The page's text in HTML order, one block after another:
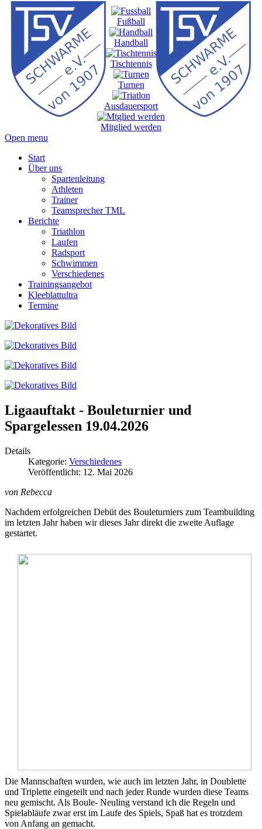
Fußball
Handball
Tischtennis
Turnen
Ausdauersport
Mitglied werden
Open menu
Start
Über uns
Spartenleitung
Athleten
Trainer
Teamsprecher TML
Berichte
Triathlon
Laufen
Radsport
Schwimmen
Verschiedenes
Trainingsangebot
Kleeblattultra
Termine
Ligaauftakt - Bouleturnier und
Spargelessen 19.04.2026
Details
Kategorie: Verschiedenes
Veröffentlicht: 12. Mai 2026
von Rebecca
Nachdem erfolgreichen Debüt des Bouleturniers zum Teambuilding
im letzten Jahr haben wir dieses Jahr direkt die zweite Auflage
gestartet.
Die Mannschaften wurden, wie auch im letzten Jahr, in Doublette
und Triplette eingeteilt und nach jeder Runde wurden diese Teams
neu gemischt. Als Boule- Neuling verstand ich die Regeln und
Spielabläufe zwar erst im Laufe des Spiels, Spaß hat es trotzdem
von Anfang an gemacht.